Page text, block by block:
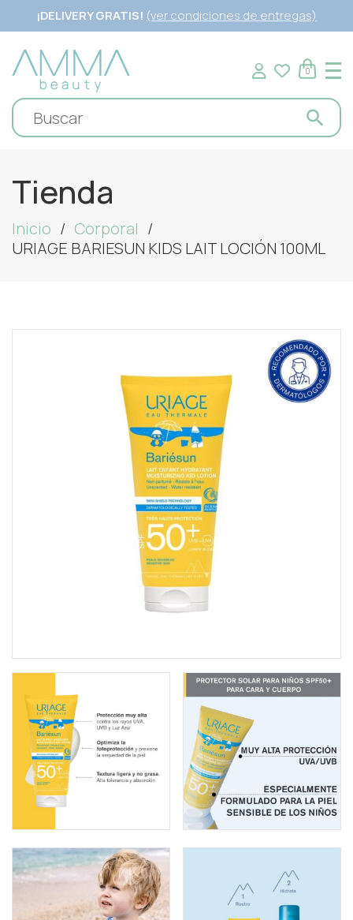
¡DELIVERY GRATIS! (ver condiciones de entregas)
0
Tienda
Inicio
Corporal
URIAGE BARIESUN KIDS LAIT LOCIÓN 100ML